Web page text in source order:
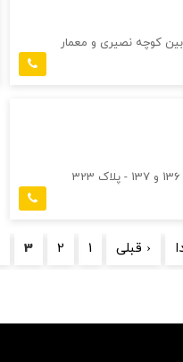
کوچه نصیری و معمار
‹ قبلی 1
2
3